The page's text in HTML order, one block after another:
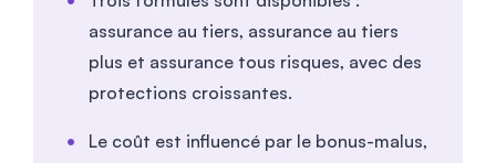
assurance au tiers, assurance au tiers
plus et assurance tous risques, avec des
protections croissantes.
Le coût est influencé par le bonus-malus,